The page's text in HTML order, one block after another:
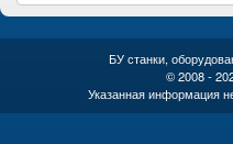
БУ станки,
© 2008 -
Указанная информация